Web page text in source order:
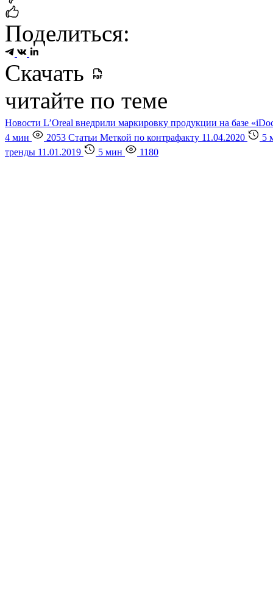
Поделиться:
Скачать
читайте по теме
Новости L’Oreal внедрили маркировку продукции на базе
4 мин
2053 Статьи Меткой по контрафакту 11.04.2020
5
тренды 11.01.2019 5 мин 1180